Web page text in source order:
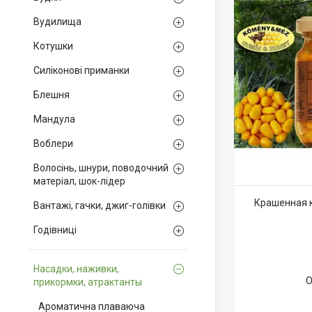
Вудилища
Котушки
Силіконові приманки
Блешня
Мандула
Воблери
Волосінь, шнури, поводочний
матеріал, шок-лідер
Вантажі, гачки, джиг-голівки
Годівниці
Насадки, наживки,
прикормки, атрактанты
Ароматична плаваюча
Крашенная